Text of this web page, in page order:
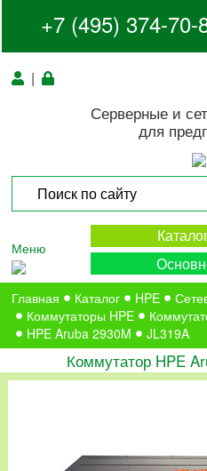
+7 (495) 374-70-
|
Серверные и
для
Меню
Главная Каталог HPE
Коммутаторы HPE
HPE Aruba 2930M
JL319A
Коммутатор HPE